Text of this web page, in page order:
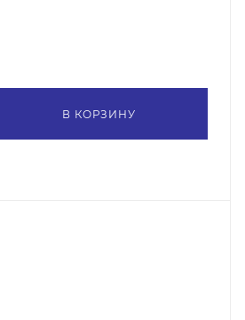
В КОРЗИНУ